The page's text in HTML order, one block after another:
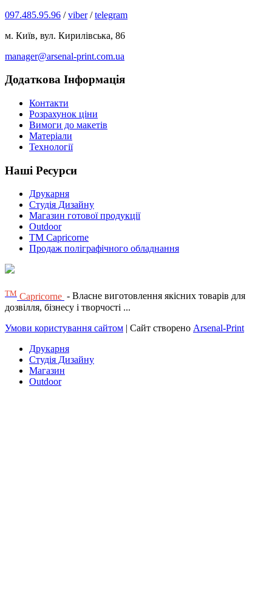
097.485.95.96 /viber/telegram
м. Київ, вул. Кирилівська, 86
manager@arsenal-print.com.ua
Додаткова Інформація
Контакти
Розрахунок ціни
Вимоги до макетів
Матеріали
Технології
Наші Ресурси
Друкарня
Студія Дизайну
Магазин готової продукції
Outdoor
TM Capricorne
Продаж поліграфічного обладнання
ТМ Capricorne - Власне виготовлення якісних товарів для
дозвілля, бізнесу і творчості ...
Умови користування сайтом | Сайт створено Arsenal-Print
Друкарня
Студія Дизайну
Магазин
Outdoor